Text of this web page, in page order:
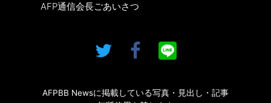
AFP通信会長ごあいさつ
AFPBB Newsに掲載している写真・見出し・記事